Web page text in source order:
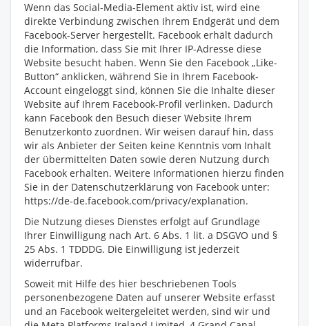
Wenn das Social-Media-Element aktiv ist, wird eine
direkte Verbindung zwischen Ihrem Endgerät und dem
Facebook-Server hergestellt. Facebook erhält dadurch
die Information, dass Sie mit Ihrer IP-Adresse diese
Website besucht haben. Wenn Sie den Facebook „Like-
Button“ anklicken, während Sie in Ihrem Facebook-
Account eingeloggt sind, können Sie die Inhalte dieser
Website auf Ihrem Facebook-Profil verlinken. Dadurch
kann Facebook den Besuch dieser Website Ihrem
Benutzerkonto zuordnen. Wir weisen darauf hin, dass
wir als Anbieter der Seiten keine Kenntnis vom Inhalt
der übermittelten Daten sowie deren Nutzung durch
Facebook erhalten. Weitere Informationen hierzu finden
Sie in der Datenschutzerklärung von Facebook unter:
https://de-de.facebook.com/privacy/explanation.
Die Nutzung dieses Dienstes erfolgt auf Grundlage
Ihrer Einwilligung nach Art. 6 Abs. 1 lit. a DSGVO und §
25 Abs. 1 TDDDG. Die Einwilligung ist jederzeit
widerrufbar.
Soweit mit Hilfe des hier beschriebenen Tools
personenbezogene Daten auf unserer Website erfasst
und an Facebook weitergeleitet werden, sind wir und